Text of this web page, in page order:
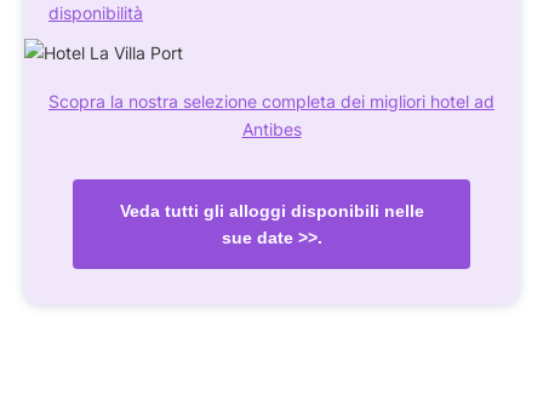
disponibilità
Scopra la nostra selezione completa dei migliori hotel ad
Antibes
Veda tutti gli alloggi disponibili nelle
sue date >>.